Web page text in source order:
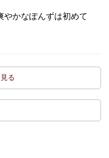
やかなぽんずは初めて
る